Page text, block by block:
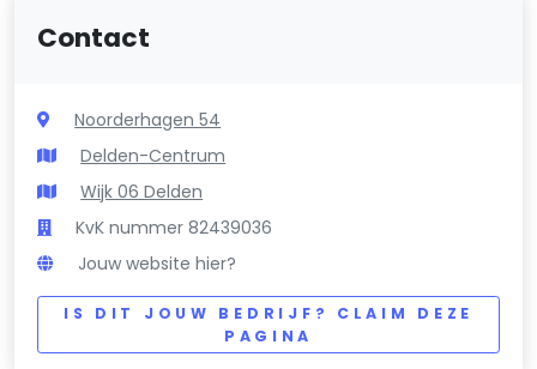
Contact
Noorderhagen 54
Delden-Centrum
Wijk 06 Delden
KvK nummer 82439036
Jouw website hier?
IS DIT JOUW BEDRIJF? CLAIM DEZE
PAGINA